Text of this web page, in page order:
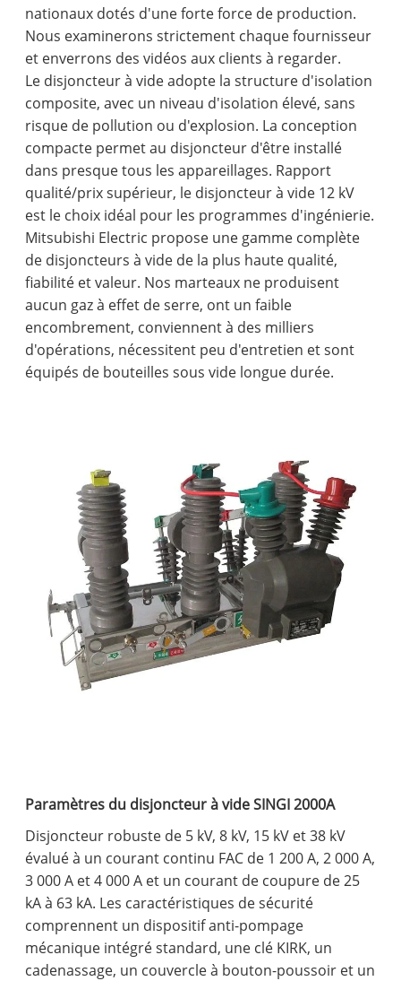
nationaux dotés d'une forte force de production.
Nous examinerons strictement chaque fournisseur
et enverrons des vidéos aux clients à regarder.
Le disjoncteur à vide adopte la structure d'isolation
composite, avec un niveau d'isolation élevé, sans
risque de pollution ou d'explosion. La conception
compacte permet au disjoncteur d'être installé
dans presque tous les appareillages. Rapport
qualité/prix supérieur, le disjoncteur à vide 12 kV
est le choix idéal pour les programmes d'ingénierie.
Mitsubishi Electric propose une gamme complète
de disjoncteurs à vide de la plus haute qualité,
fiabilité et valeur. Nos marteaux ne produisent
aucun gaz à effet de serre, ont un faible
encombrement, conviennent à des milliers
d'opérations, nécessitent peu d'entretien et sont
équipés de bouteilles sous vide longue durée.
Paramètres du disjoncteur à vide SINGI 2000A
Disjoncteur robuste de 5 kV, 8 kV, 15 kV et 38 kV
évalué à un courant continu FAC de 1 200 A, 2 000 A,
3 000 A et 4 000 A et un courant de coupure de 25
kA à 63 kA. Les caractéristiques de sécurité
comprennent un dispositif anti-pompage
mécanique intégré standard, une clé KIRK, un
cadenassage, un couvercle à bouton-poussoir et un